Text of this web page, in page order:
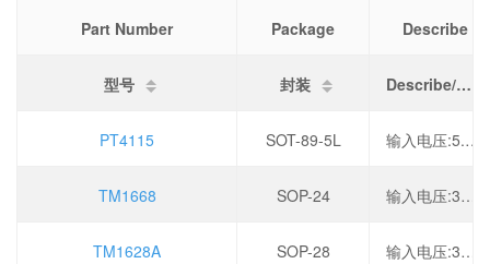
Part Number Package Describe
型号 封装 Describe/描述
PT4115 SOT-89-5L 输入电压:5.5V~35V,拓扑结构:降压型,开关频率:1MHz,输出电流:1.2A,
TM1668 SOP-24 输入电压:3V~5.5V,振荡频率:450kHz,工作温度:-40℃~+80℃,
TM1628A SOP-28 输入电压:3V~5.5V,振荡频率:450kHz,工作温度:-40℃~+80℃,